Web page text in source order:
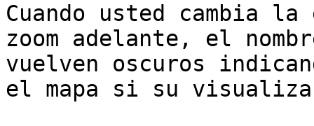
Cuando usted cambia
zoom adelante, el
vuelven oscuros
el mapa si su